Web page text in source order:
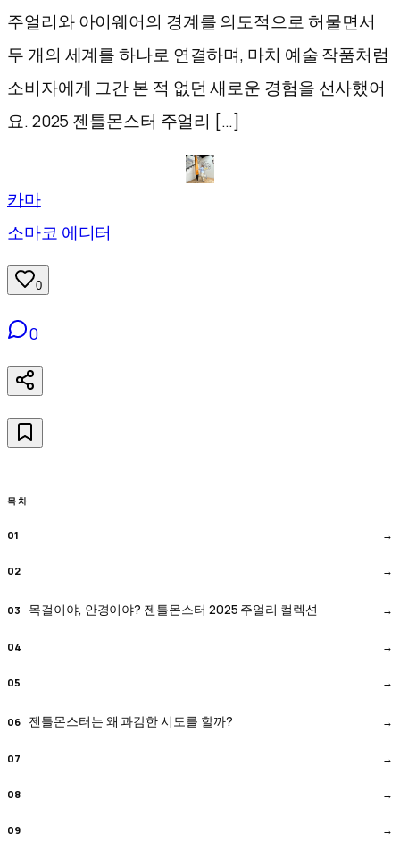
주얼리와 아이웨어의 경계를 의도적으로 허물면서
두 개의 세계를 하나로 연결하며, 마치 예술 작품처럼
소비자에게 그간 본 적 없던 새로운 경험을 선사했어
요. 2025 젠틀몬스터 주얼리 […]
카마
소마코 에디터
0
0
목차
목걸이야, 안경이야? 젠틀몬스터 2025 주얼리 컬렉션
젠틀몬스터는 왜 과감한 시도를 할까?